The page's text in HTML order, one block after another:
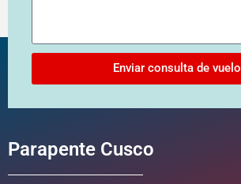
Enviar consulta de vuelo
Parapente Cusco